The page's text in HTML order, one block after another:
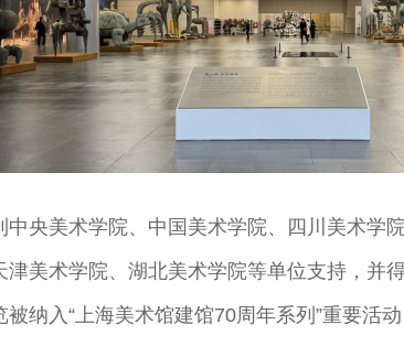
中央美术学院、中国美术学院、四川美术学
津美术学院、湖北美术学院等单位支持，并
纳入“上海美术馆建馆70周年系列”重要活